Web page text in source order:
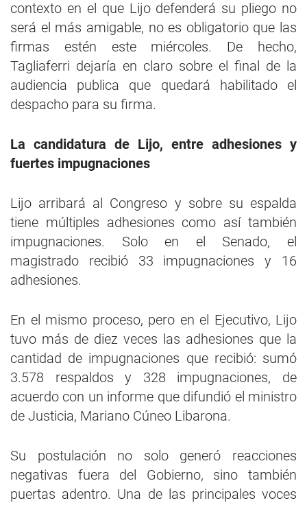
contexto en el que Lijo defenderá su pliego no
será el más amigable, no es obligatorio que las
firmas estén este miércoles. De hecho,
Tagliaferri dejaría en claro sobre el final de la
audiencia publica que quedará habilitado el
despacho para su firma.
La candidatura de Lijo, entre adhesiones y
fuertes impugnaciones
Lijo arribará al Congreso y sobre su espalda
tiene múltiples adhesiones como así también
impugnaciones. Solo en el Senado, el
magistrado recibió 33 impugnaciones y 16
adhesiones.
En el mismo proceso, pero en el Ejecutivo, Lijo
tuvo más de diez veces las adhesiones que la
cantidad de impugnaciones que recibió: sumó
3.578 respaldos y 328 impugnaciones, de
acuerdo con un informe que difundió el ministro
de Justicia, Mariano Cúneo Libarona.
Su postulación no solo generó reacciones
negativas fuera del Gobierno, sino también
puertas adentro. Una de las principales voces